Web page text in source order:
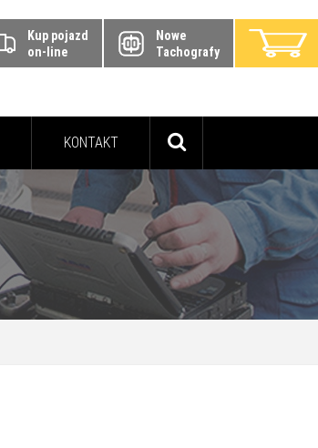
Kup pojazd
on-line
Nowe
Tachografy
KONTAKT